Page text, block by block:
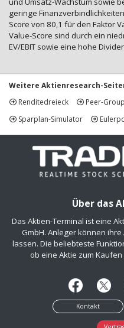
geringe
Score von 80,1 für den Faktor
Value-Score sind durch ein
EV/EBIT sowie eine hohe
Weitere Aktienresearch-
Renditedreieck
Peer-
Sparplan-Simulator
Über das
Das Aktien-Terminal ist eine
GmbH. Anleger können
lassen. Die beliebteste
ob eine Aktie zum
Kontakt